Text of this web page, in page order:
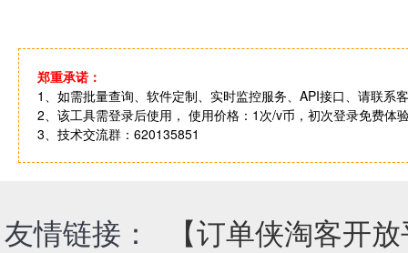
郑重承诺：
1、如需批量查询、软件定制、实时监控服务、API接口、请联系
2、该工具需登录后使用， 使用价格：1次/v币，初次登录免费体
3、技术交流群：620135851
友情链接：
【订单侠淘客开